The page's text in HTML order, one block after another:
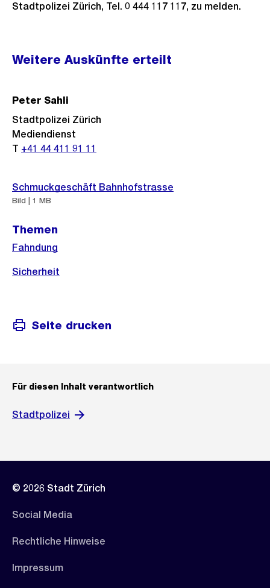
Stadtpolizei Zürich, Tel. 0 444 117 117, zu melden.
Weitere
Informationen
Weitere Auskünfte erteilt
Peter Sahli
Stadtpolizei Zürich
Mediendienst
T +41 44 411 91 11
Schmuckgeschäft Bahnhofstrasse
Bild | 1 MB
Themen
Fahndung
Sicherheit
Seite drucken
Für diesen Inhalt verantwortlich
Stadtpolizei
© 2026 Stadt Zürich
Social Media
Rechtliche Hinweise
Impressum